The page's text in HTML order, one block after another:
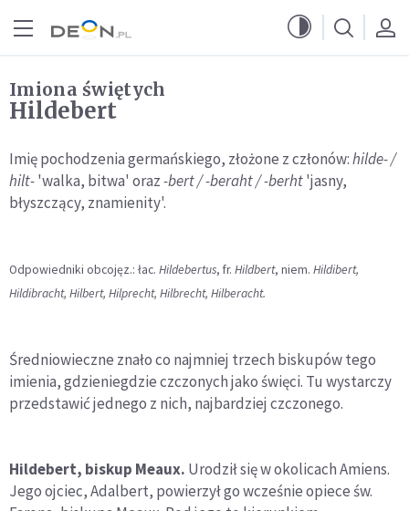
Imiona świętych
Hildebert
Imię pochodzenia germańskiego, złożone z członów:hilde- /
hilt-'walka, bitwa' oraz-bert / -beraht / -berht'jasny,
błyszczący, znamienity'.
Odpowiedniki obcojęz.: łac. Hildebertus, fr. Hildbert, niem. Hildibert,
Hildibracht, Hilbert, Hilprecht, Hilbrecht, Hilberacht.
Średniowieczne znało co najmniej trzech biskupów tego
imienia, gdzieniegdzie czczonych jako święci. Tu wystarczy
przedstawić jednego z nich, najbardziej czczonego.
Hildebert, biskup Meaux. Urodził się w okolicach Amiens.
Jego ojciec, Adalbert, powierzył go wcześnie opiece św.